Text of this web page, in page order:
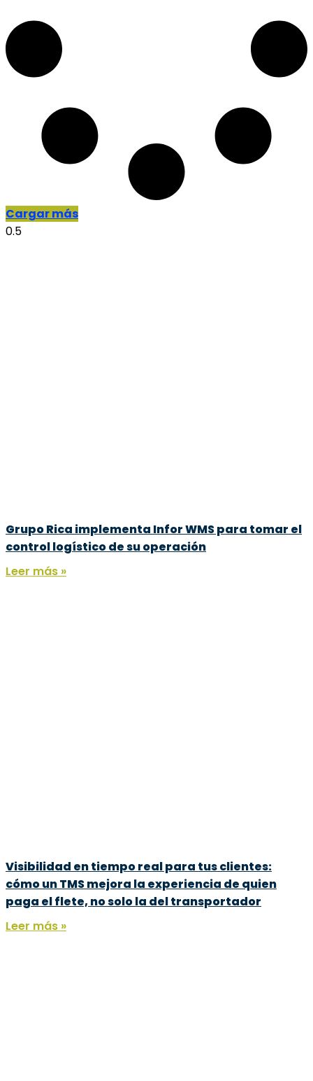
Cargar más
Grupo Rica implementa Infor WMS para tomar el
control logístico de su operación
Leer más »
Visibilidad en tiempo real para tus clientes:
cómo un TMS mejora la experiencia de quien
paga el flete, no solo la del transportador
Leer más »